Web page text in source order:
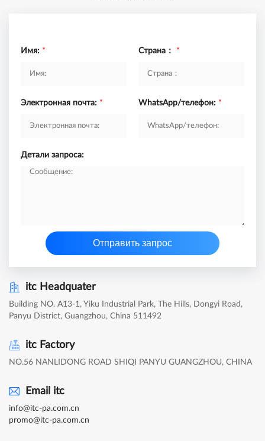
Имя: * Страна： *
Электронная почта: * WhatsApp/телефон: *
Детали запроса:
Отправить запрос
itc Headquater
Building NO. A13-1, Yiku Industrial Park, The Hills, Dongyi Road,
Panyu District, Guangzhou, China 511492
itc Factory
NO.56 NANLIDONG ROAD SHIQI PANYU GUANGZHOU, CHINA
Email itc
info@itc-pa.com.cn
promo@itc-pa.com.cn